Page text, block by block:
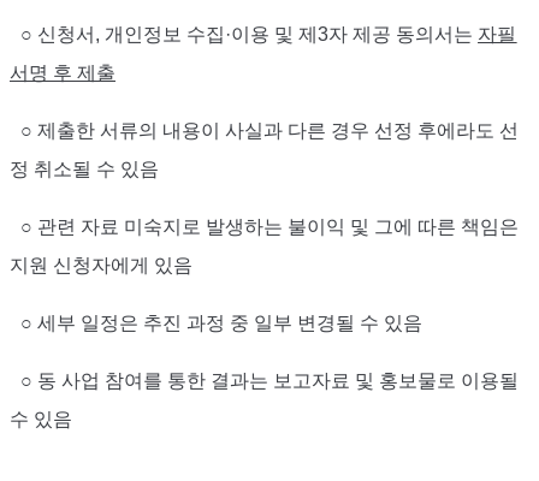
○ 신청서 , 개인정보 수집 ·이용 및 제3자 제공 동의서는 자필
서명 후 제출
○제출한 서류의 내용이 사실과 다른 경우 선정 후에라도 선
정 취소될 수 있음
○ 관련 자료 미숙지로 발생하는 불이익 및 그에 따른 책임은
지원 신청자에게 있음
○세부 일정은 추진 과정 중 일부 변경될 수 있음
○ 동 사업 참여를 통한 결과는 보고자료 및 홍보물로 이용될
수 있음